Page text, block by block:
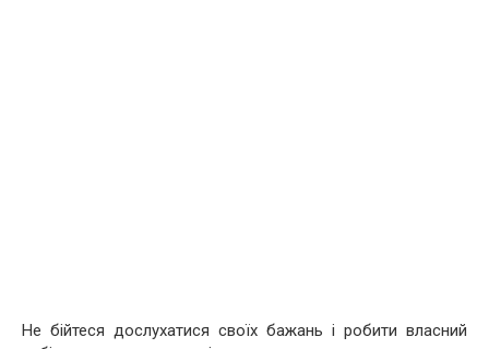
Не бійтеся дослухатися своїх бажань і робити власний